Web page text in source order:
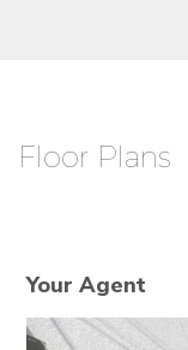
Floor Plans
Your Agent